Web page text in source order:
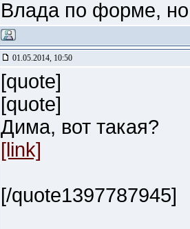
Влада по форме,
01.05.2014, 10:50
[quote]
[quote]
Дима, вот такая?
[link]
[/quote1397787945]